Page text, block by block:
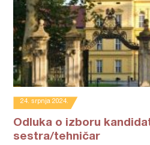
24. srpnja 2024.
Odluka o izboru
sestra/tehničar